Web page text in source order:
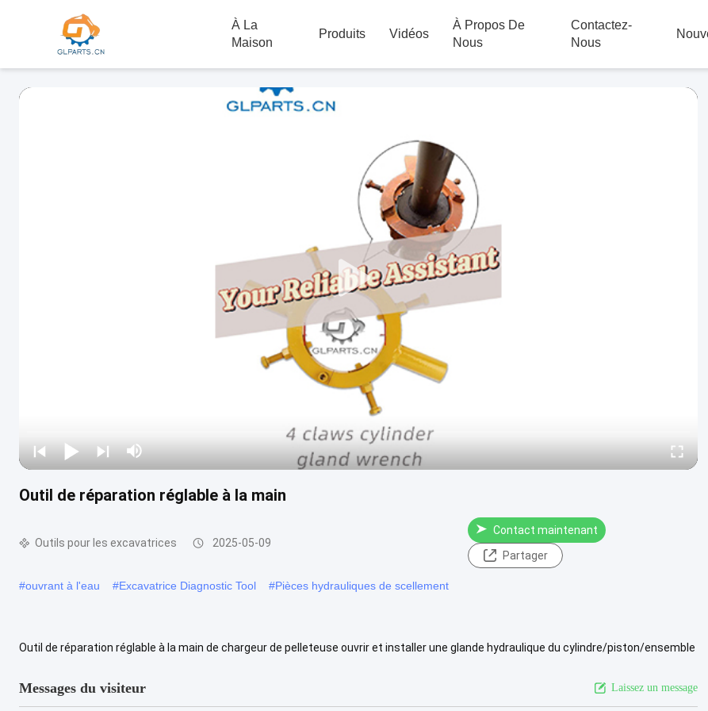
À La
Maison
Produits Vidéos
À Propos De
Nous
Contactez-
Nous
Outil de réparation réglable à la main
Outils pour les excavatrices 2025-05-09
Contact maintenant
Partager
#ouvrant à l'eau #Excavatrice Diagnostic Tool #Pièces hydrauliques de scellement
Outil de réparation réglable à la main de chargeur de pelleteuse ouvrir et installer une glande hydraulique du cylindre/piston/ensemble
Messages du visiteur Laissez un message